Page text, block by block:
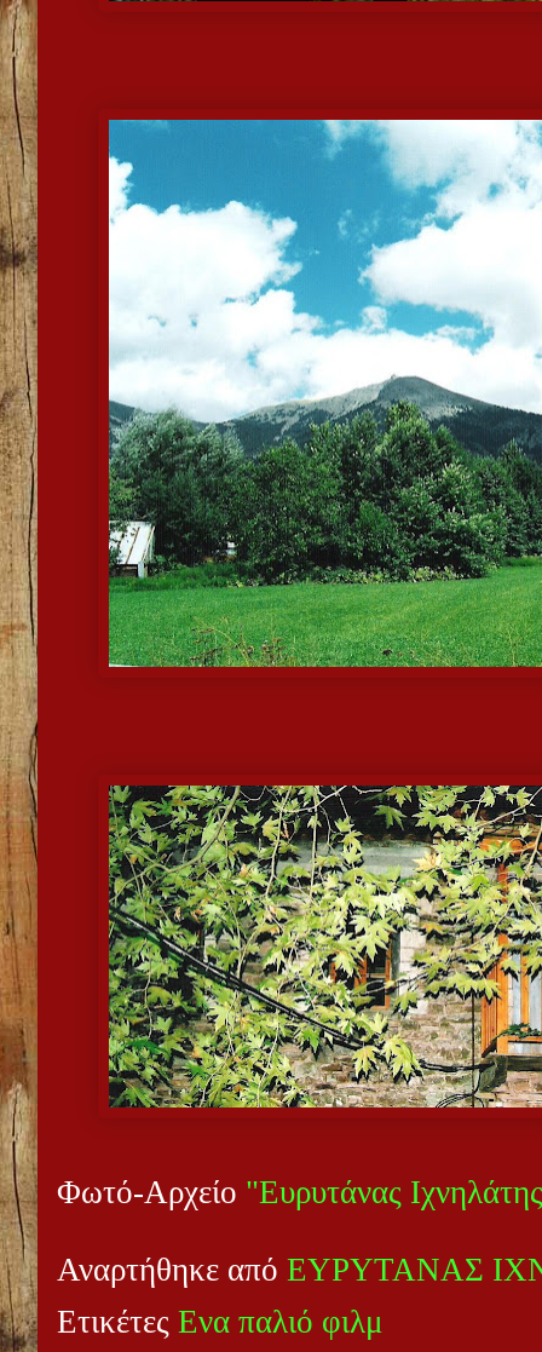
Φωτό-Αρχείο "Ευρυτάνας
Αναρτήθηκε από ΕΥΡΥΤΑΝΑΣ
Ετικέτες Ενα παλιό φιλμ